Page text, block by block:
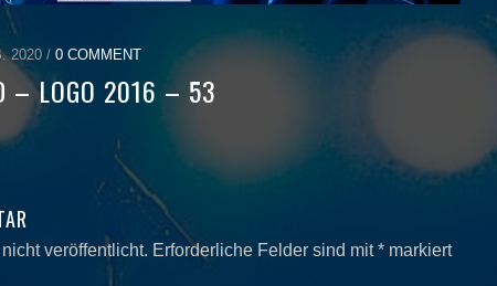
2020 / 0 COMMENT
– LOGO 2016 – 53
veröffentlicht. Erforderliche Felder sind mit* markiert